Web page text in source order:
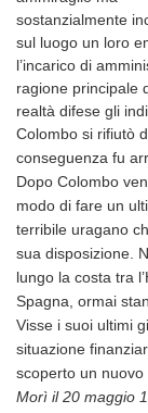
sostanzialmente
sul luogo un loro
l’incarico di
ragione principale
realtà difese gli
Colombo si rifiutò
conseguenza fu
Dopo Colombo
modo di fare un
terribile uragano
sua disposizione.
lungo la costa tra
Spagna, ormai
Visse i suoi ultimi
situazione
scoperto un nuovo
Morì il 20 maggio